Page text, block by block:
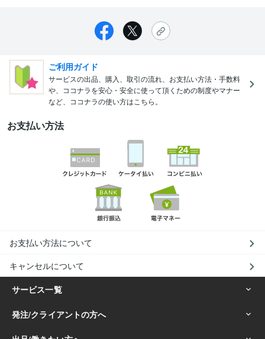
ご利用ガイド
サービスの出品、購入、取引の流れ、お支払い方法・手数料
や、ココナラを安心・安全に使って頂くための制度やマナー
など、ココナラの使い方はこちら。
お支払い方法
お支払い方法について
キャンセルについて